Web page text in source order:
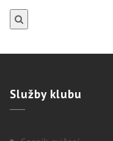
Službyklubu